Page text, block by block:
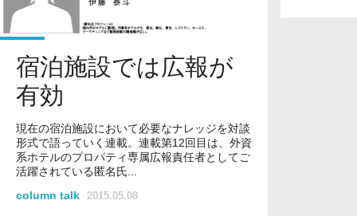
宿泊施設では広報が
有効
現在の宿泊施設において必要なナレッジを対談
形式で語っていく連載。連載第12回目は、外資
系ホテルのプロパティ専属広報責任者としてご
活躍されている匿名氏...
column talk
2015.05.08